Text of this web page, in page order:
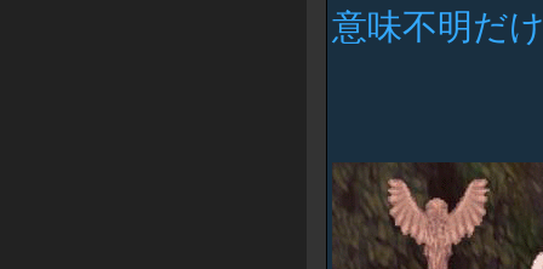
意味不明だ